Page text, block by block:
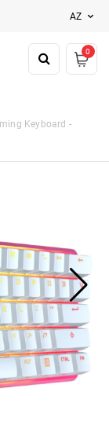
AZ
0
Keyboard -